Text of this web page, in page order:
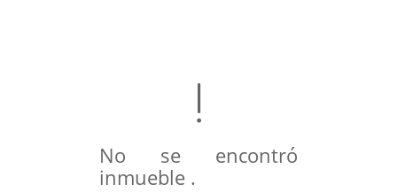
No se encontró
inmueble .